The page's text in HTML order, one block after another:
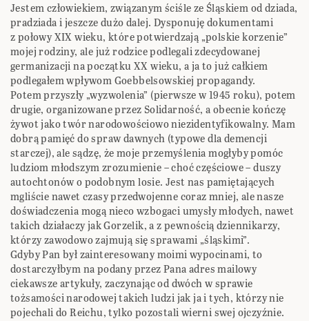
Jestem człowiekiem, związanym ściśle ze Śląskiem od dziada,
pradziada i jeszcze dużo dalej. Dysponuję dokumentami
z połowy XIX wieku, które potwierdzają „polskie korzenie”
mojej rodziny, ale już rodzice podlegali zdecydowanej
germanizacji na początku XX wieku, a ja to już całkiem
podlegałem wpływom Goebbelsowskiej propagandy.
Potem przyszły „wyzwolenia” (pierwsze w 1945 roku), potem
drugie, organizowane przez Solidarność, a obecnie kończę
żywot jako twór narodowościowo niezidentyfikowalny. Mam
dobrą pamięć do spraw dawnych (typowe dla demencji
starczej), ale sądzę, że moje przemyślenia mogłyby pomóc
ludziom młodszym zrozumienie – choć częściowe – duszy
autochtonów o podobnym losie. Jest nas pamiętających
mgliście nawet czasy przedwojenne coraz mniej, ale nasze
doświadczenia mogą nieco wzbogaci umysły młodych, nawet
takich działaczy jak Gorzelik, a z pewnością dziennikarzy,
którzy zawodowo zajmują się sprawami „śląskimi”.
Gdyby Pan był zainteresowany moimi wypocinami, to
dostarczyłbym na podany przez Pana adres mailowy
ciekawsze artykuły, zaczynając od dwóch w sprawie
tożsamości narodowej takich ludzi jak ja i tych, którzy nie
pojechali do Reichu, tylko pozostali wierni swej ojczyźnie.